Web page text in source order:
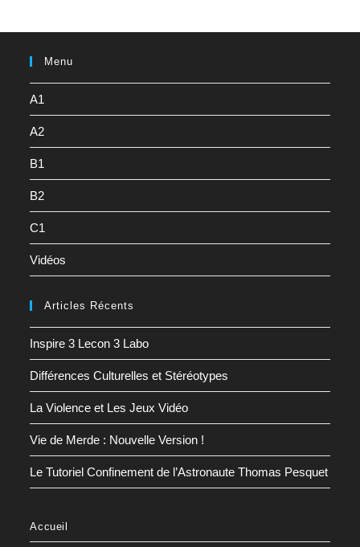
Menu
A1
A2
B1
B2
C1
Vidéos
Articles Récents
Inspire 3 Lecon 3 Labo
Différences Culturelles et Stéréotypes
La Violence et Les Jeux Vidéo
Vie de Merde : Nouvelle Version !
Le Tutoriel Confinement de l’Astronaute Thomas Pesquet
Accueil